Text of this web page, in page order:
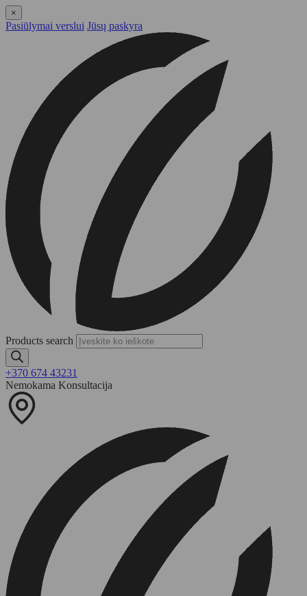
×
Pasiūlymai verslui Jūsų paskyra
Products search
+370 674 43231
Nemokama Konsultacija